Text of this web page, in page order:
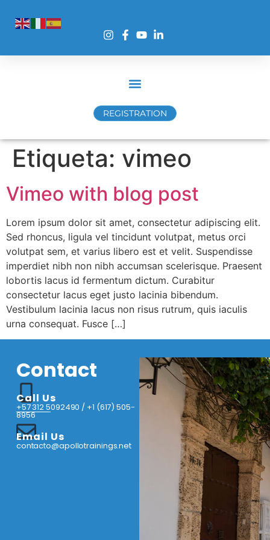
REGISTRATION
Etiqueta: vimeo
Vimeo with blog post
Lorem ipsum dolor sit amet, consectetur adipiscing elit.
Sed rhoncus, ligula vel tincidunt volutpat, metus orci
volutpat sem, et varius libero est et velit. Suspendisse
imperdiet nibh non nibh accumsan scelerisque. Praesent
lobortis lacus id fermentum dictum. Curabitur
consectetur lacus eget justo lacinia bibendum.
Vestibulum lacinia lacus non risus rutrum, quis iaculis
urna consequat. Fusce […]
Contact
Call Us
+57 312 5092490 / +1 (617) 505-
8956
Email Us
contacto@apollotrainings.net